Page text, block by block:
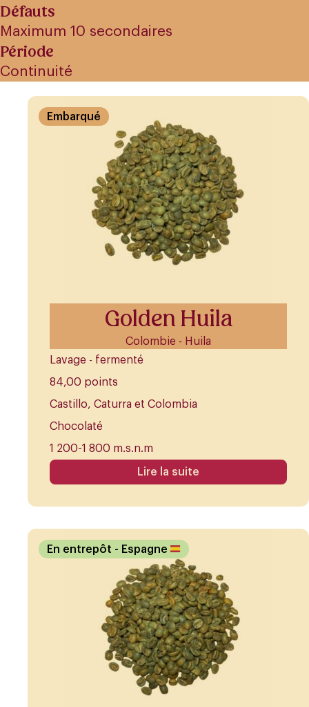
Défauts
Maximum 10 secondaires
Période
Continuité
Golden Huila
Colombie - Huila
Embarqué
Lavage - fermenté
84,00 points
Castillo, Caturra et Colombia
Chocolaté
1 200-1 800 m.s.n.m
Lire la suite
En entrepôt - Espagne